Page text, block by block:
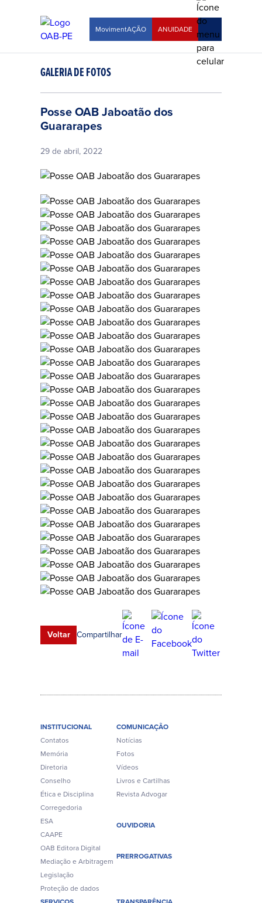
MovimentAÇÃO ANUIDADE
GALERIA DE FOTOS
Posse OAB Jaboatão dos
Guararapes
29 de abril, 2022
Voltar Compartilhar
INSTITUCIONAL
Contatos
Memória
Diretoria
Conselho
Ética e Disciplina
Corregedoria
ESA
CAAPE
OAB Editora Digital
Mediação e Arbitragem
Legislação
Proteção de dados
COMUNICAÇÃO
Notícias
Fotos
Vídeos
Livros e Cartilhas
Revista Advogar
OUVIDORIA
PRERROGATIVAS